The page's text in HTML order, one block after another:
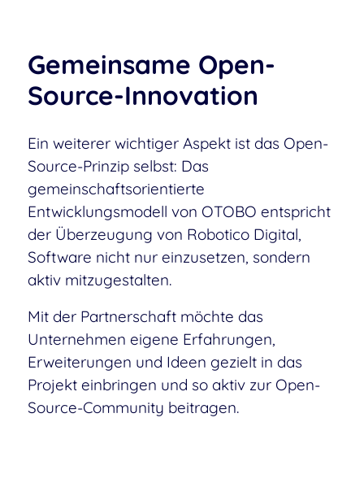
Gemeinsame Open-
Source-Innovation
Ein weiterer wichtiger Aspekt ist das Open-
Source-Prinzip selbst: Das
gemeinschaftsorientierte
Entwicklungsmodell von OTOBO entspricht
der Überzeugung von Robotico Digital,
Software nicht nur einzusetzen, sondern
aktiv mitzugestalten.
Mit der Partnerschaft möchte das
Unternehmen eigene Erfahrungen,
Erweiterungen und Ideen gezielt in das
Projekt einbringen und so aktiv zur Open-
Source-Community beitragen.